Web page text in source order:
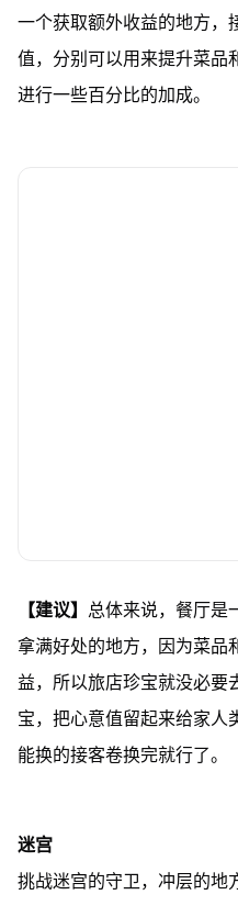
一个获取额外收益的地方，
值，分别可以用来提升菜品
进行一些百分比的加成。
【建议】 总体来说，餐厅是
拿满好处的地方，因为菜品
益，所以旅店珍宝就没必要
宝，把心意值留起来给家人
能换的接客卷换完就行了。
迷宫
挑战迷宫的守卫，冲层的地